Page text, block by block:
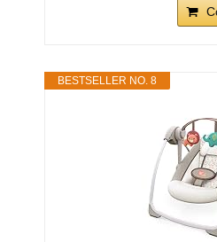
BESTSELLER NO. 8